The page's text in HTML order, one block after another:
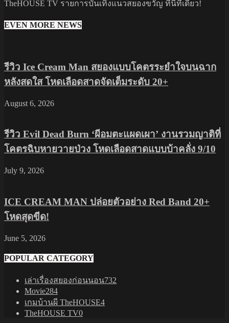
TheHOUSE TV รายการบันเทิงแนวสยองขวัญ ที่นี่ที่เดียว!
EVEN MORE NEWS
รีวิว Ice Cream Man สยองแบบโคตรระยำใจบนฉาก
หลังสดใส โหดเลือดสาดจัดเต็มระดับ 20+
August 6, 2026
รีวิว Evil Dead Burn ‘ผีอมตะแผดเผา’ งานรวมญาติที่
โคตรฉิบหายวายป่วง โหดเลือดสาดแบบบ้าคลั่ง 9/10
July 9, 2026
ICE CREAM MAN ปล่อยตัวอย่าง Red Band 20+
โหดสุดขีด!
June 5, 2026
POPULAR CATEGORY
เล่าเรื่องสยองก่อนนอน732
Movie284
เกมบ้านผี TheHOUSE4
TheHOUSE TV0